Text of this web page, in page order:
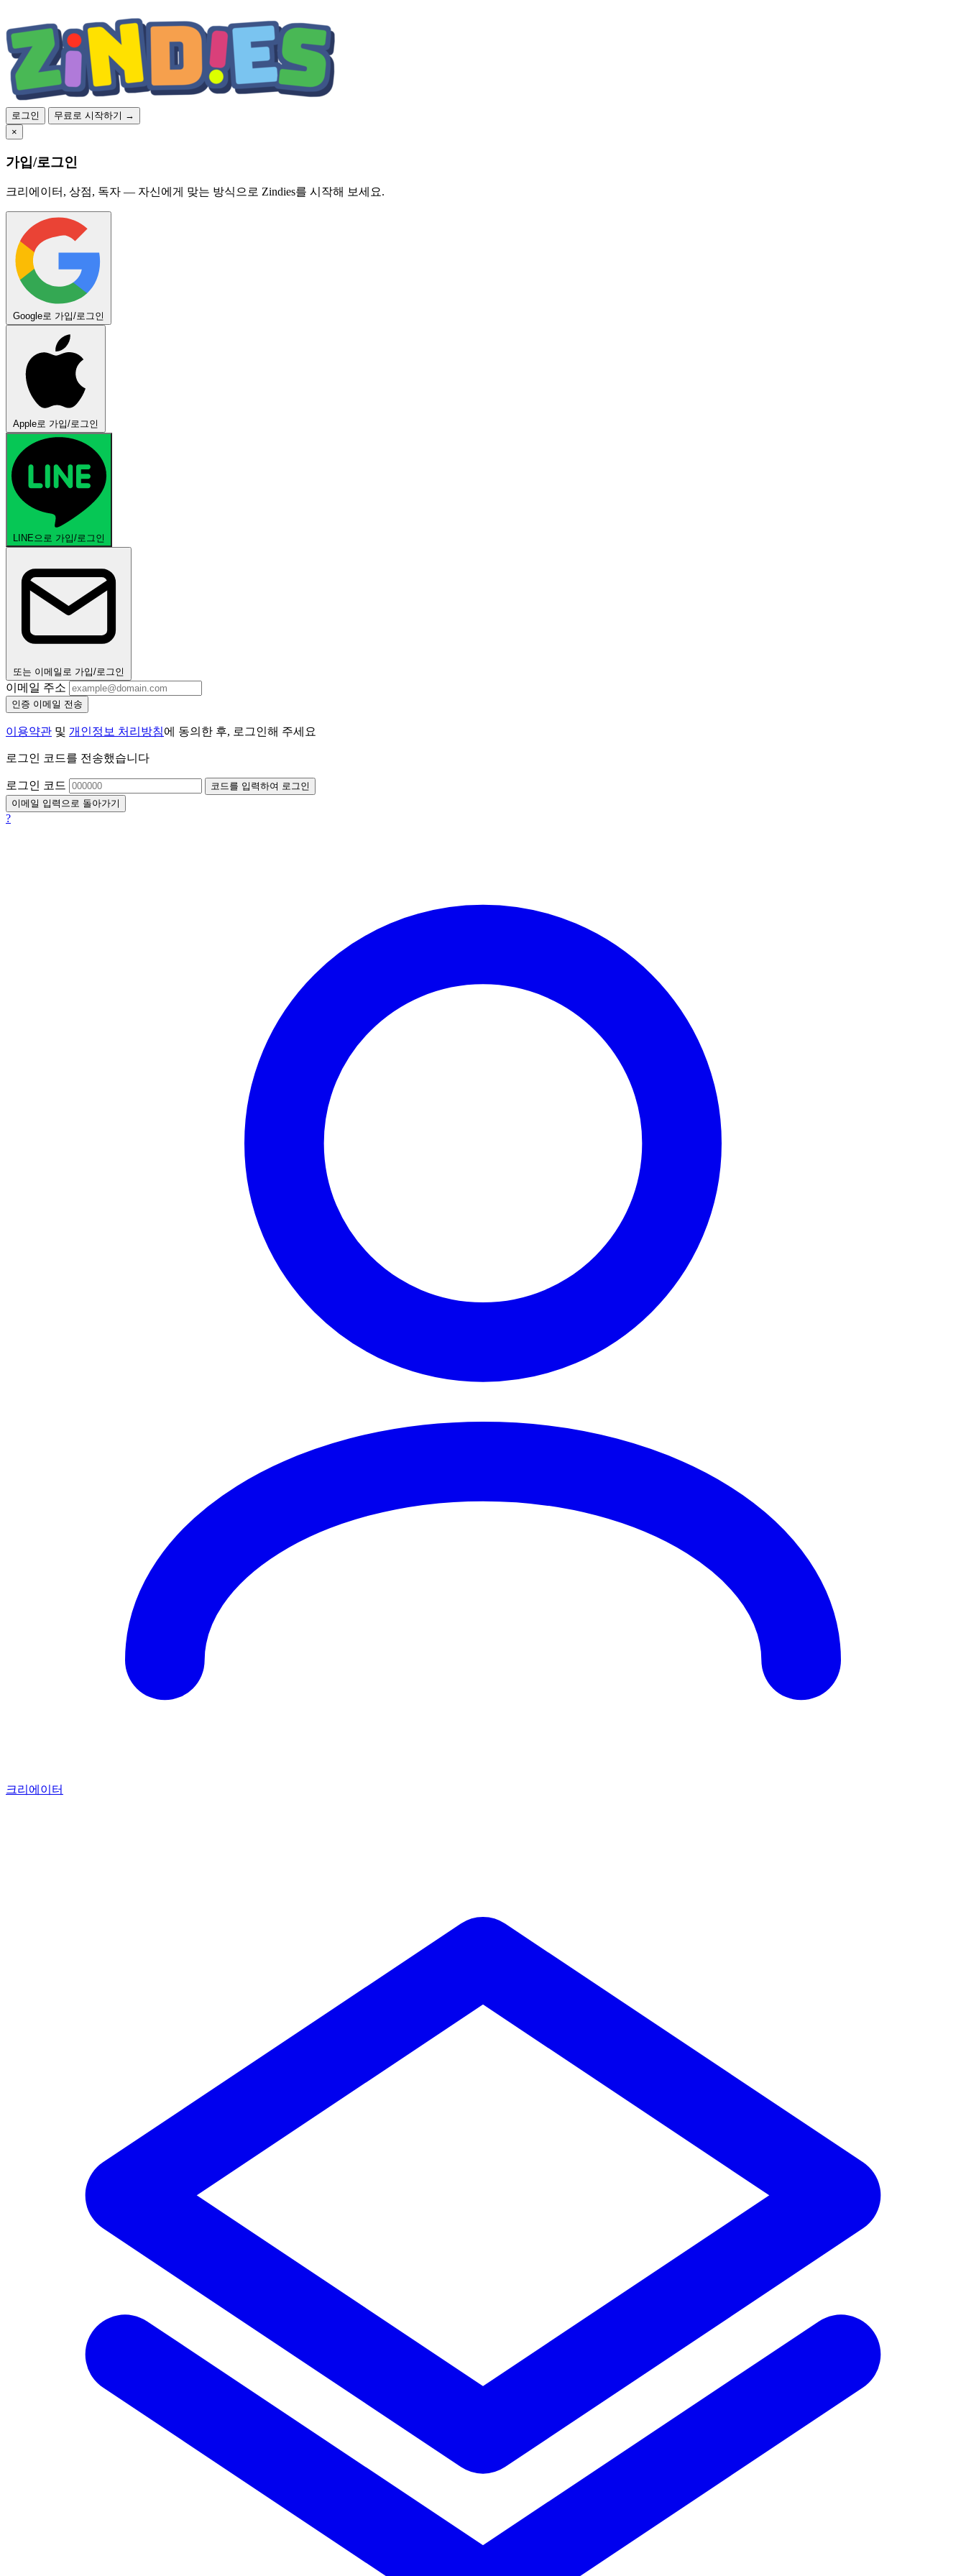
로그인
무료로 시작하기 →
×
가입/로그인
크리에이터, 상점, 독자 — 자신에게 맞는 방식으로 Zindies를 시작해 보세요.
Google로 가입/로그인
Apple로 가입/로그인
LINE으로 가입/로그인
또는 이메일로 가입/로그인
이메일 주소
인증 이메일 전송
이용약관 및 개인정보 처리방침에 동의한 후, 로그인해 주세요
로그인 코드를 전송했습니다
로그인 코드
코드를 입력하여 로그인
이메일 입력으로 돌아가기
?
크리에이터